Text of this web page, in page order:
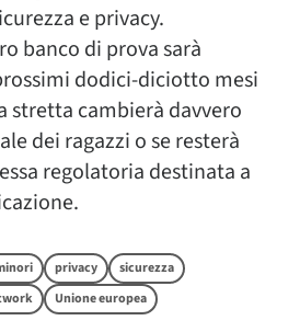
e privacy.
banco di prova sarà
dodici-diciotto mesi
stretta cambierà davvero
dei ragazzi o se resterà
regolatoria destinata a
privacy
sicurezza
Unione europea